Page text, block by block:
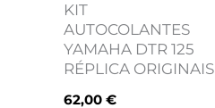
KIT
AUTOCOLANTES
YAMAHA DTR 125
RÉPLICA ORIGINAIS
62,00 €